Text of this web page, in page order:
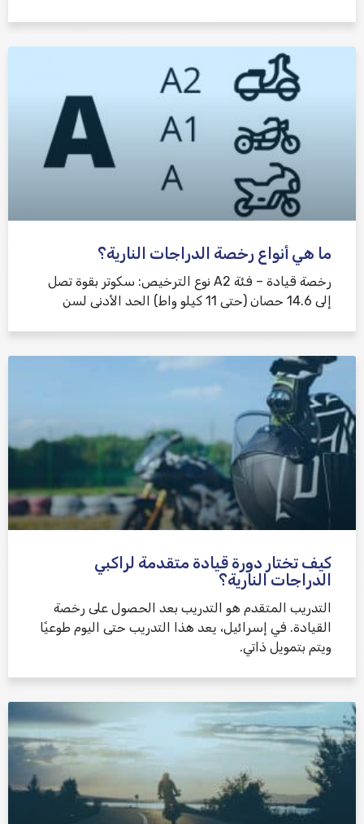
ما هي أنواع رخصة الدراجات النارية؟
رخصة قيادة – فئة A2 نوع الترخيص: سكوتر بقوة تصل
إلى 14.6 حصان (حتى 11 كيلو واط) الحد الأدنى لسن
كيف تختار دورة قيادة متقدمة لراكبي
الدراجات النارية؟
التدريب المتقدم هو التدريب بعد الحصول على رخصة
القيادة. في إسرائيل، يعد هذا التدريب حتى اليوم طوعيًا
ويتم بتمويل ذاتي.